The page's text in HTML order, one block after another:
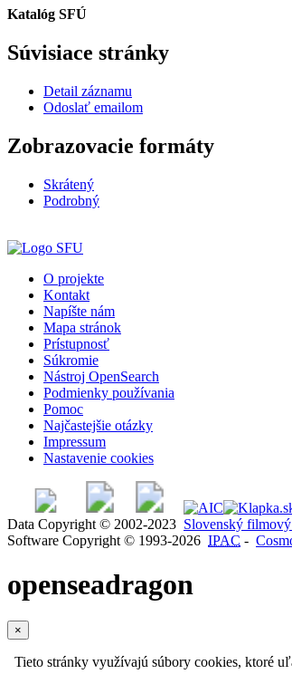
Katalóg SFÚ
Súvisiace stránky
Detail záznamu
Odoslať emailom
Zobrazovacie formáty
Skrátený
Podrobný
O projekte
Kontakt
Napíšte nám
Mapa stránok
Prístupnosť
Súkromie
Nástroj OpenSearch
Podmienky používania
Pomoc
Najčastejšie otázky
Impressum
Nastavenie cookies
Data Copyright © 2002-2023 Slovenský
Software Copyright © 1993-2026 IPAC -
openseadragon
×
Tieto stránky využívajú súbory cookies, ktoré